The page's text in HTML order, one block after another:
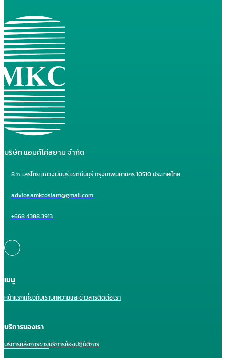
บริษัท แอมค์โค่สยาม จำกัด
8 ถ. เสรีไทย แขวงมีนบุรี เขตมีนบุรี กรุงเทพมหานคร 10510 ประเทศไทย
advice.amkcosiam@gmail.com
+668 4388 3913
เมนู
หน้าแรกเกี่ยวกับเราบทความและข่าวสารติดต่อเรา
บริการของเรา
บริการหลังการขายบริการห้องปฏิบัติการ